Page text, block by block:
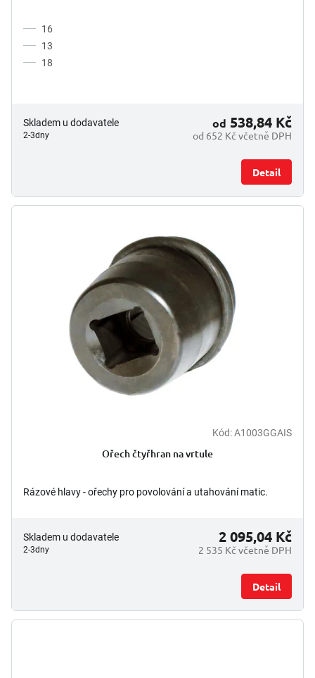
16
13
18
Skladem u dodavatele
2-3dny od 652 Kč včetně DPH
od 538,84 Kč
Detail
Kód:A1003GGAIS
Ořech čtyřhran na vrtule
Rázové hlavy - ořechy pro povolování a utahování matic.
Skladem u dodavatele
2-3dny 2 535 Kč včetně DPH
2 095,04 Kč
Detail